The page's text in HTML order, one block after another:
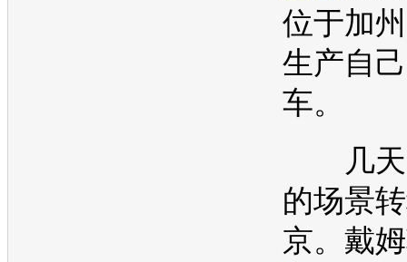
位于加
生产自
车。
几天
的场景
京。戴